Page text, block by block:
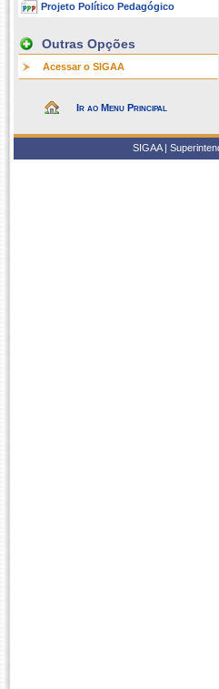
Projeto Político Pedagógico
Outras Opções
Acessar o SIGAA
Ir ao Menu Principal
SIGAA |